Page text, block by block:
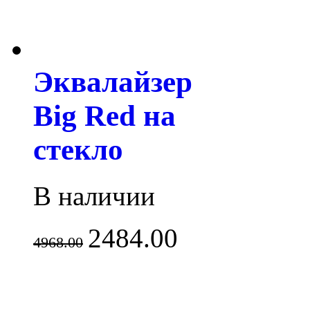
Эквалайзер
Big Red на
стекло
В наличии
4968.00 2484.00